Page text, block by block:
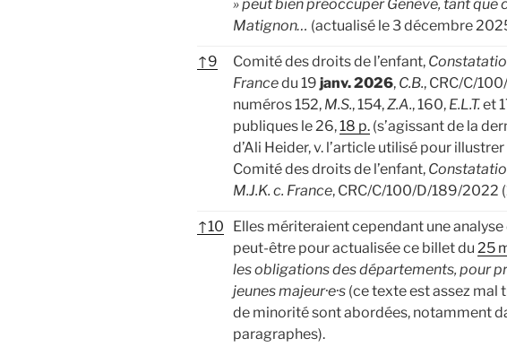
» peut bien préoccuper Genève, tant que
Matignon… (actualisé le 3 décembre
↑9 Comité des droits de l’enfant,
Francedu 19 janv. 2026, C.B., CRC/C/
numéros 152, M.S., 154,Z.A., 160, E.L.T.et
publiques le 26,18 p. (s’agissant de la
d’Ali Heider, v. l’article utilisé pour
Comité des droits de l’enfant,
M.J.K. c. France, CRC/C/100/D/189/2022
↑10
Elles mériteraient cependant une
peut-être pour actualisée ce billet du 25
les obligations des départements, pour
jeunes majeur·e·s (ce texte est assez mal
de minorité sont abordées, notamment
paragraphes).